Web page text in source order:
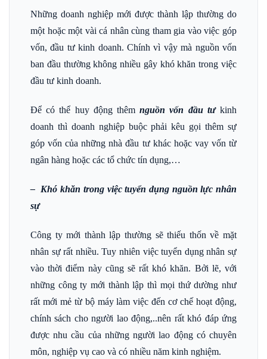
Những doanh nghiệp mới được thành lập thường do
một hoặc một vài cá nhân cùng tham gia vào việc góp
vốn, đầu tư kinh doanh. Chính vì vậy mà nguồn vốn
ban đầu thường không nhiều gây khó khăn trong việc
đầu tư kinh doanh.
Để có thể huy động thêmnguồn vốn đầu tư kinh
doanh thì doanh nghiệp buộc phải kêu gọi thêm sự
góp vốn của những nhà đầu tư khác hoặc vay vốn từ
ngân hàng hoặc các tổ chức tín dụng,…
– Khó khăn trong việc tuyển dụng nguồn lực nhân
sự
Công ty mới thành lập thường sẽ thiếu thốn về mặt
nhân sự rất nhiều. Tuy nhiên việc tuyển dụng nhân sự
vào thời điểm này cũng sẽ rất khó khăn. Bởi lẽ, với
những công ty mới thành lập thì mọi thứ dường như
rất mới mẻ từ bộ máy làm việc đến cơ chế hoạt động,
chính sách cho người lao động,..nên rất khó đáp ứng
được nhu cầu của những người lao động có chuyên
môn, nghiệp vụ cao và có nhiều năm kinh nghiệm.